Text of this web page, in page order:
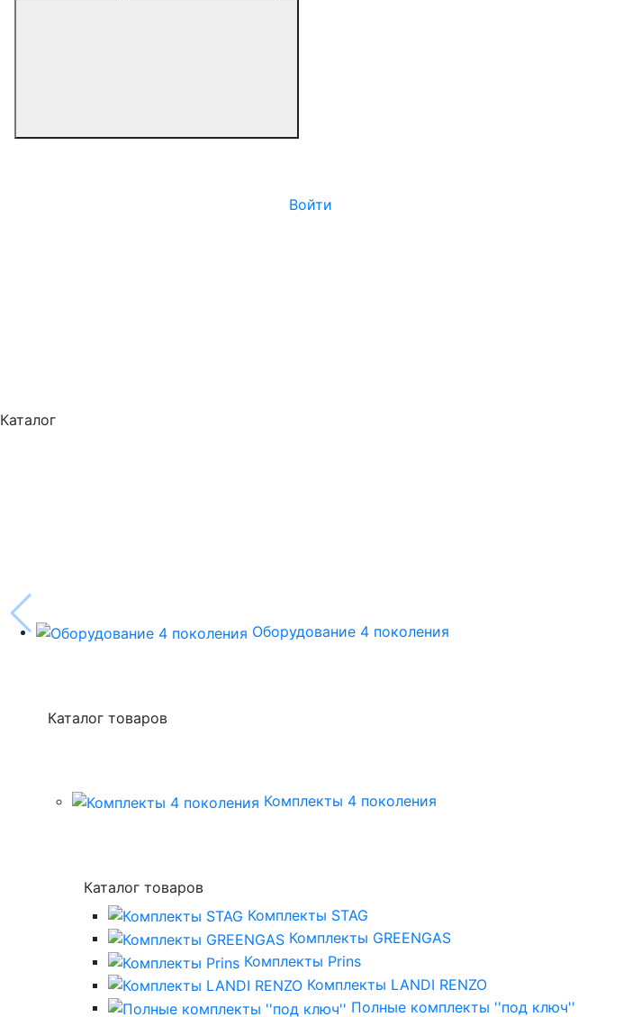
Войти
Каталог
Оборудование 4 поколения
Каталог товаров
Комплекты 4 поколения
Каталог товаров
Комплекты STAG
Комплекты GREENGAS
Комплекты Prins
Комплекты LANDI RENZO
Полные комплекты ''под ключ''